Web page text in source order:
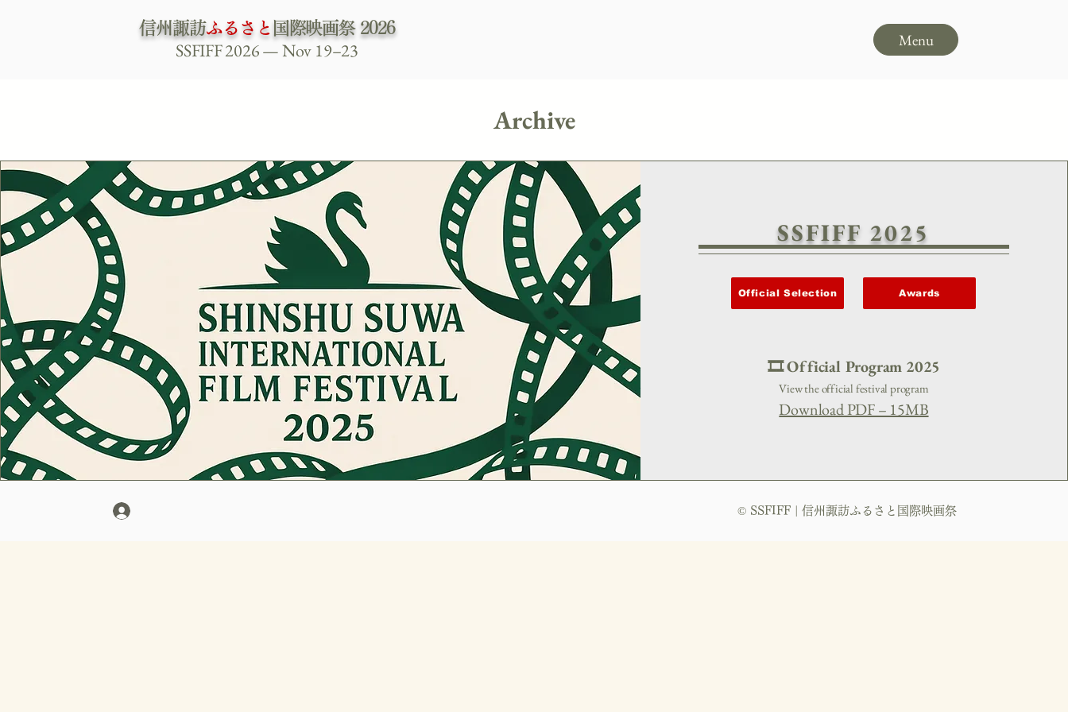
信州諏訪ふるさと 国際映画祭 2026
SSFIFF 2026 — Nov 19–23 Menu
Archive
SSFIFF 2025
Official Selection Awards
🎞️ Official Program 2025
View the official festival program
Download PDF – 15MB
© SSFIFF | 信州諏訪ふるさと国際映画祭